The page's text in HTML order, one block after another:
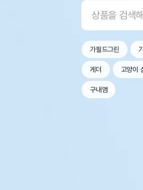
가필드그린
게더 고양이
구내염